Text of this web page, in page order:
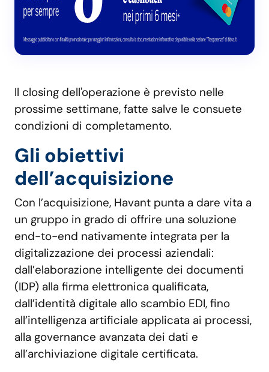
Il closing dell'operazione è previsto nelle
prossime settimane, fatte salve le consuete
condizioni di completamento.
Gli obiettivi
dell’acquisizione
Con l’acquisizione, Havant punta a dare vita a
un gruppo in grado di offrire una soluzione
end-to-end nativamente integrata per la
digitalizzazione dei processi aziendali:
dall’elaborazione intelligente dei documenti
(IDP) alla firma elettronica qualificata,
dall’identità digitale allo scambio EDI, fino
all’intelligenza artificiale applicata ai processi,
alla governance avanzata dei dati e
all’archiviazione digitale certificata.